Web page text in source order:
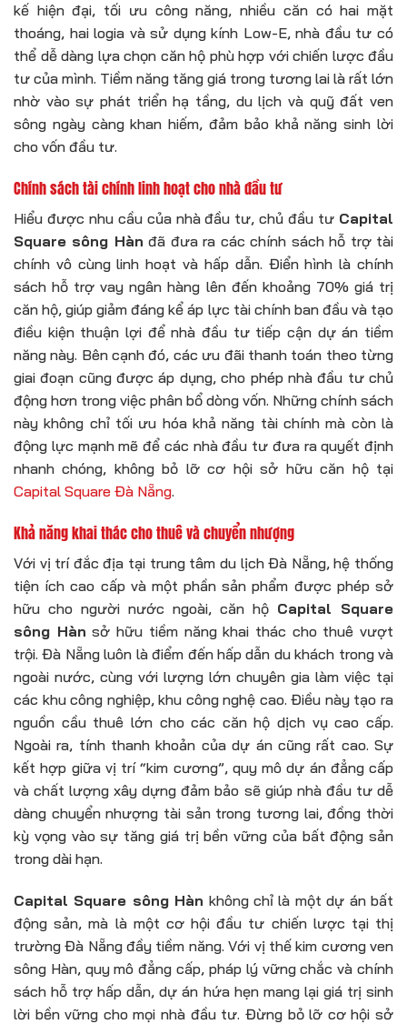
kế hiện đại, tối ưu công năng, nhiều căn có hai mặt
thoáng, hai logia và sử dụng kính Low-E, nhà đầu tư có
thể dễ dàng lựa chọn căn hộ phù hợp với chiến lược đầu
tư của mình. Tiềm năng tăng giá trong tương lai là rất lớn
nhờ vào sự phát triển hạ tầng, du lịch và quỹ đất ven
sông ngày càng khan hiếm, đảm bảo khả năng sinh lời
cho vốn đầu tư.
Chính sách tài chính linh hoạt cho nhà đầu tư
Hiểu được nhu cầu của nhà đầu tư, chủ đầu tư Capital
Square sông Hàn đã đưa ra các chính sách hỗ trợ tài
chính vô cùng linh hoạt và hấp dẫn. Điển hình là chính
sách hỗ trợ vay ngân hàng lên đến khoảng 70% giá trị
căn hộ, giúp giảm đáng kể áp lực tài chính ban đầu và tạo
điều kiện thuận lợi để nhà đầu tư tiếp cận dự án tiềm
năng này. Bên cạnh đó, các ưu đãi thanh toán theo từng
giai đoạn cũng được áp dụng, cho phép nhà đầu tư chủ
động hơn trong việc phân bổ dòng vốn. Những chính sách
này không chỉ tối ưu hóa khả năng tài chính mà còn là
động lực mạnh mẽ để các nhà đầu tư đưa ra quyết định
nhanh chóng, không bỏ lỡ cơ hội sở hữu căn hộ tại
Capital Square Đà Nẵng.
Khả năng khai thác cho thuê và chuyển nhượng
Với vị trí đắc địa tại trung tâm du lịch Đà Nẵng, hệ thống
tiện ích cao cấp và một phần sản phẩm được phép sở
hữu cho người nước ngoài, căn hộ Capital Square
sông Hàn sở hữu tiềm năng khai thác cho thuê vượt
trội. Đà Nẵng luôn là điểm đến hấp dẫn du khách trong và
ngoài nước, cùng với lượng lớn chuyên gia làm việc tại
các khu công nghiệp, khu công nghệ cao. Điều này tạo ra
nguồn cầu thuê lớn cho các căn hộ dịch vụ cao cấp.
Ngoài ra, tính thanh khoản của dự án cũng rất cao. Sự
kết hợp giữa vị trí “kim cương”, quy mô dự án đẳng cấp
và chất lượng xây dựng đảm bảo sẽ giúp nhà đầu tư dễ
dàng chuyển nhượng tài sản trong tương lai, đồng thời
kỳ vọng vào sự tăng giá trị bền vững của bất động sản
trong dài hạn.
Capital Square sông Hàn không chỉ là một dự án bất
động sản, mà là một cơ hội đầu tư chiến lược tại thị
trường Đà Nẵng đầy tiềm năng. Với vị thế kim cương ven
sông Hàn, quy mô đẳng cấp, pháp lý vững chắc và chính
sách hỗ trợ hấp dẫn, dự án hứa hẹn mang lại giá trị sinh
lời bền vững cho mọi nhà đầu tư. Đừng bỏ lỡ cơ hội sở